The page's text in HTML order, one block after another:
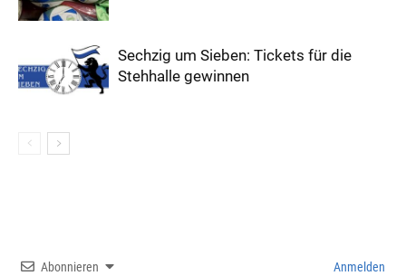
Sechzig um Sieben: Tickets für die
Stehhalle gewinnen
Abonnieren Anmelden